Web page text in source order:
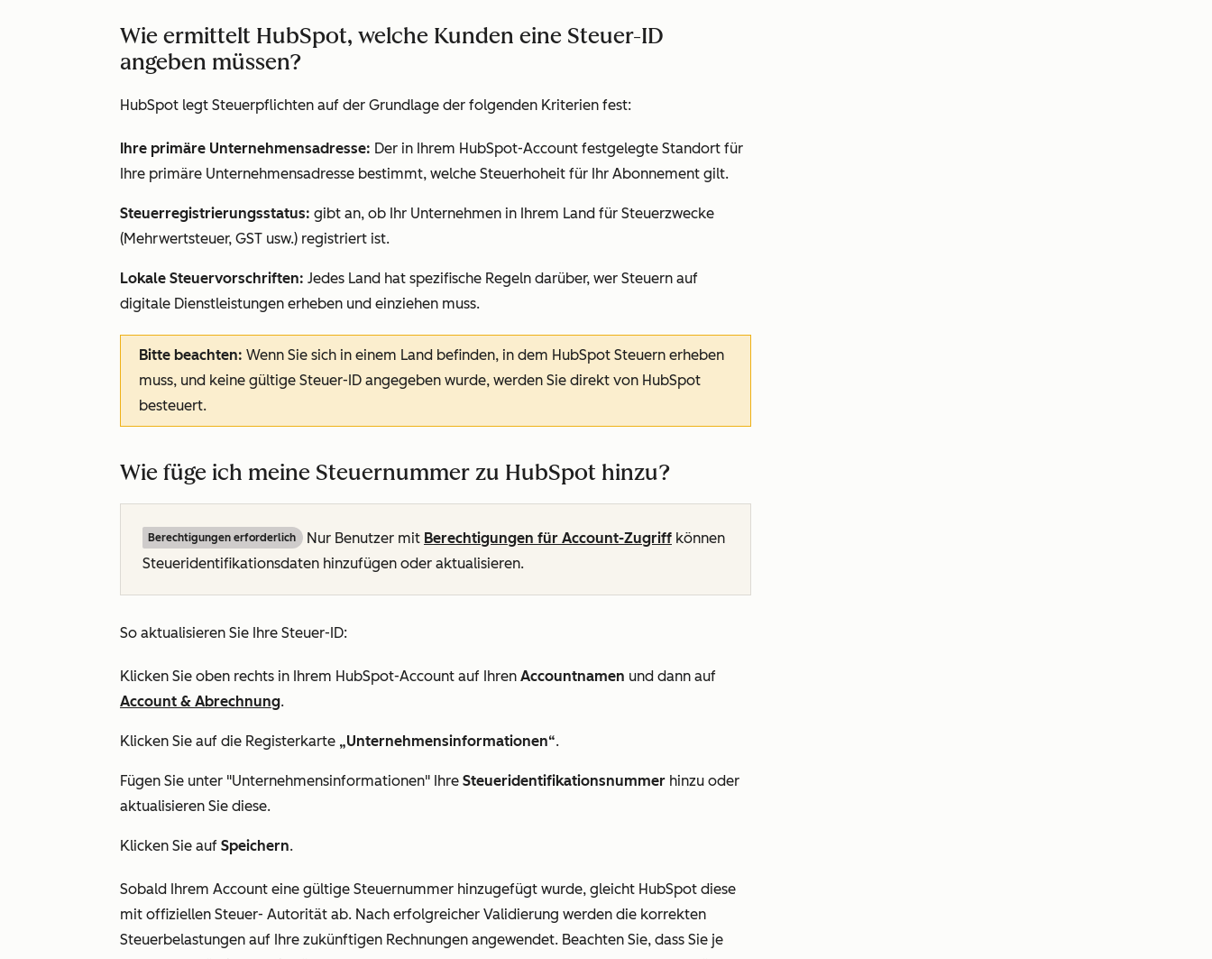
Wie ermittelt HubSpot, welche Kunden eine Steuer-ID
angeben müssen?
HubSpot legt Steuerpflichten auf der Grundlage der folgenden Kriterien fest:
Ihre primäre Unternehmensadresse: Der in Ihrem HubSpot-Account festgelegte Standort für
Ihre primäre Unternehmensadresse bestimmt, welche Steuerhoheit für Ihr Abonnement gilt.
Steuerregistrierungsstatus: gibt an, ob Ihr Unternehmen in Ihrem Land für Steuerzwecke
(Mehrwertsteuer, GST usw.) registriert ist.
Lokale Steuervorschriften: Jedes Land hat spezifische Regeln darüber, wer Steuern auf
digitale Dienstleistungen erheben und einziehen muss.
Bitte beachten: Wenn Sie sich in einem Land befinden, in dem HubSpot Steuern erheben
muss, und keine gültige Steuer-ID angegeben wurde, werden Sie direkt von HubSpot
besteuert.
Wie füge ich meine Steuernummer zu HubSpot hinzu?
Berechtigungen erforderlich Nur Benutzer mit Berechtigungen für Account-Zugriff können
Steueridentifikationsdaten hinzufügen oder aktualisieren.
So aktualisieren Sie Ihre Steuer-ID:
Klicken Sie oben rechts in Ihrem HubSpot-Account auf Ihren Accountnamen und dann auf
Account & Abrechnung.
Klicken Sie auf die Registerkarte „Unternehmensinformationen“.
Fügen Sie unter "Unternehmensinformationen" Ihre Steueridentifikationsnummer hinzu oder
aktualisieren Sie diese.
Klicken Sie auf Speichern.
Sobald Ihrem Account eine gültige Steuernummer hinzugefügt wurde, gleicht HubSpot diese
mit offiziellen Steuer- Autorität ab. Nach erfolgreicher Validierung werden die korrekten
Steuerbelastungen auf Ihre zukünftigen Rechnungen angewendet. Beachten Sie, dass Sie je